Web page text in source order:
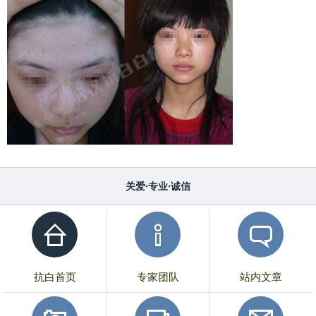
关爱·专业·诚信
抗白首页 专家团队 站内文章